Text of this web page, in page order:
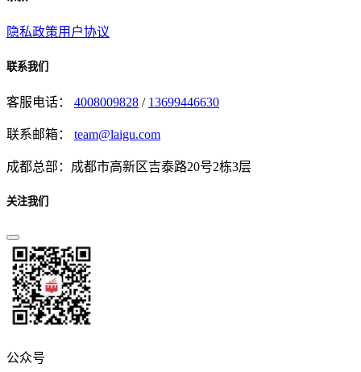
隐私政策用户协议
联系我们
客服电话： 4008009828 / 13699446630
联系邮箱： team@laigu.com
成都总部：成都市高新区吉泰路20号2栋3层
关注我们
公众号